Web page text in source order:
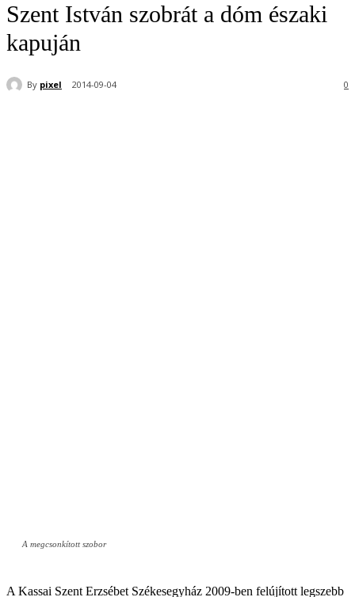
Szent István szobrát a dóm északi
kapuján
By pixel 2014-09-04 0
A megcsonkított szobor
A Kassai Szent Erzsébet Székesegyház 2009-ben felújított legszebb